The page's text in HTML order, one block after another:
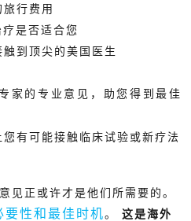
行费用
是否适合您
触到顶尖的美国医生
家的专业意见，助您得到最佳
有可能接触临床试验或新疗法
见正或许才是他们所需要的。
要性和最佳时机。
这是海外